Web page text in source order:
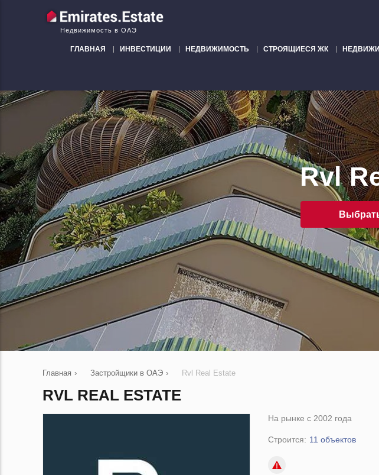
Недвижимость в ОАЭ
ГЛАВНАЯ ИНВЕСТИЦИИ НЕДВИЖИМОСТЬ СТРОЯЩИЕСЯ ЖК
Rvl
Главная › Застройщики в ОАЭ › Rvl Real Estate
RVL REAL ESTATE
На рынке с 2002 года
Строится: 11 объектов